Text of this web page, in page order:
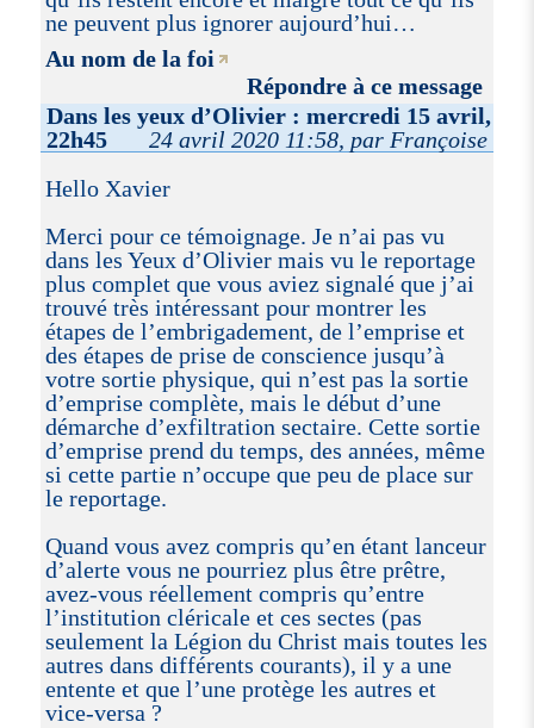
ne peuvent plus ignorer aujourd’hui…
Au nom de la foi
Répondre à ce message
Dans les yeux d’Olivier : mercredi 15 avril,
22h45
24 avril 2020 11:58, par Françoise
Hello Xavier
Merci pour ce témoignage. Je n’ai pas vu
dans les Yeux d’Olivier mais vu le reportage
plus complet que vous aviez signalé que j’ai
trouvé très intéressant pour montrer les
étapes de l’embrigadement, de l’emprise et
des étapes de prise de conscience jusqu’à
votre sortie physique, qui n’est pas la sortie
d’emprise complète, mais le début d’une
démarche d’exfiltration sectaire. Cette sortie
d’emprise prend du temps, des années, même
si cette partie n’occupe que peu de place sur
le reportage.
Quand vous avez compris qu’en étant lanceur
d’alerte vous ne pourriez plus être prêtre,
avez-vous réellement compris qu’entre
l’institution cléricale et ces sectes (pas
seulement la Légion du Christ mais toutes les
autres dans différents courants), il y a une
entente et que l’une protège les autres et
vice-versa ?